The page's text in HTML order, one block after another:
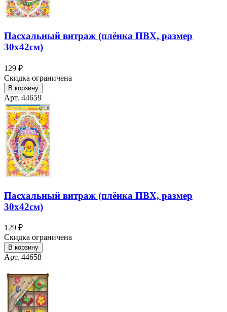
Пасхальный витраж (плёнка ПВХ, размер
30х42см)
129 ₽
Скидка ограничена
В корзину
Арт. 44659
Пасхальный витраж (плёнка ПВХ, размер
30х42см)
129 ₽
Скидка ограничена
В корзину
Арт. 44658